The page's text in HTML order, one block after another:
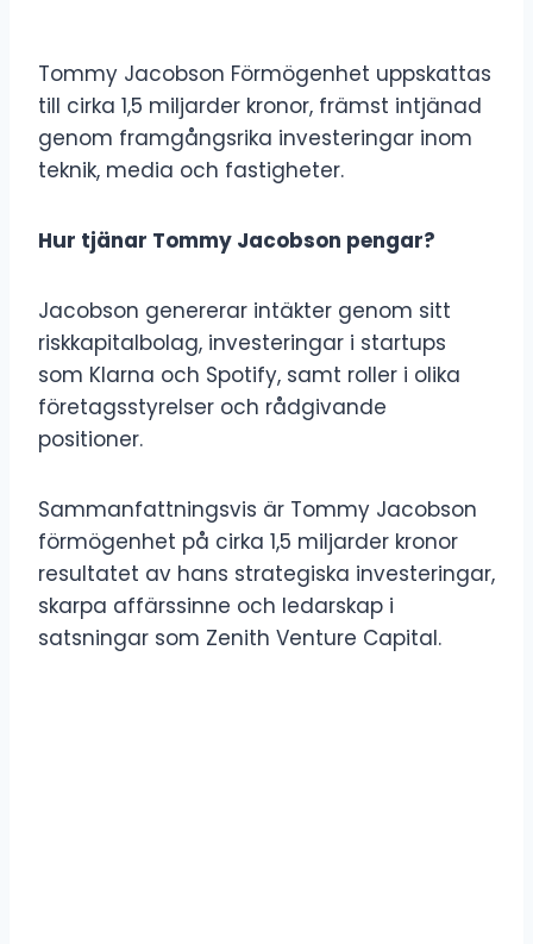
Tommy Jacobson Förmögenhet uppskattas
till cirka 1,5 miljarder kronor, främst intjänad
genom framgångsrika investeringar inom
teknik, media och fastigheter.
Hur tjänar Tommy Jacobson pengar?
Jacobson genererar intäkter genom sitt
riskkapitalbolag, investeringar i startups
som Klarna och Spotify, samt roller i olika
företagsstyrelser och rådgivande
positioner.
Sammanfattningsvis är Tommy Jacobson
förmögenhet på cirka 1,5 miljarder kronor
resultatet av hans strategiska investeringar,
skarpa affärssinne och ledarskap i
satsningar som Zenith Venture Capital.